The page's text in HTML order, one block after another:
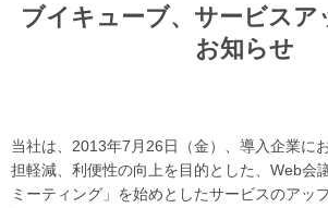
ブイキューブ、サービスア
お知らせ
当社は、2013年7月26日（金）、導入企業に
担軽減、利便性の向上を目的とした、Web会
ミーティング」を始めとしたサービスのアッ